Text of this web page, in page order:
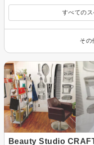
すべての
その
Beauty Studio